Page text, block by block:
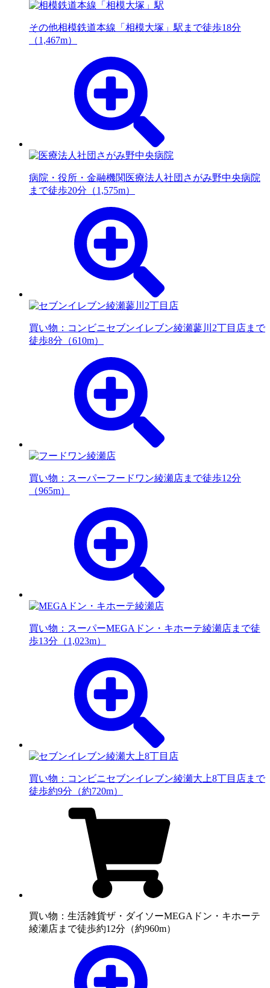
その他相模鉄道本線「相模大塚」駅まで徒歩18分
（1,467m）
病院・役所・金融機関 医療法人社団さがみ野中央病院
まで徒歩20分（1,575m）
買い物：コンビニセブンイレブン綾瀬蓼川2丁目店まで
徒歩8分（610m）
買い物：スーパーフードワン綾瀬店まで徒歩12分
（965m）
買い物：スーパーMEGAドン・キホーテ綾瀬店まで徒
歩13分（1,023m）
買い物：コンビニセブンイレブン綾瀬大上8丁目店まで
徒歩約9分（約720m）
買い物：生活雑貨ザ・ダイソーMEGAドン・キホーテ
綾瀬店まで徒歩約12分（約960m）